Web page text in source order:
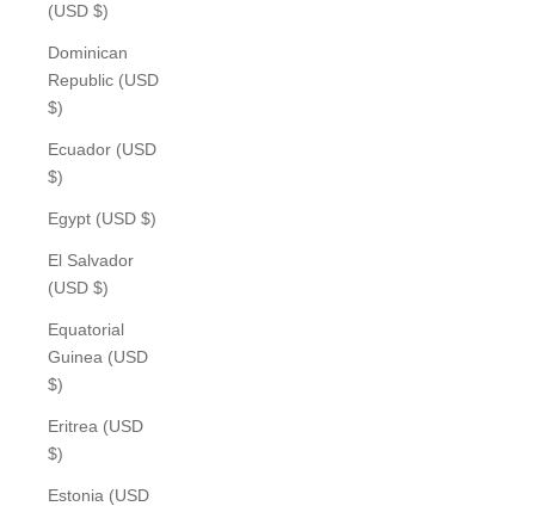
(USD $)
Dominican
Republic (USD
$)
Ecuador (USD
$)
Egypt (USD $)
El Salvador
(USD $)
Equatorial
Guinea (USD
$)
Eritrea (USD
$)
Estonia (USD